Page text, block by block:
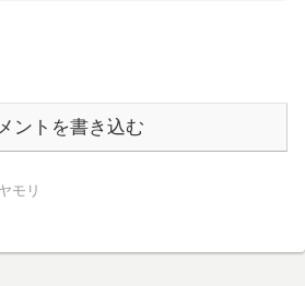
ントを書き込む
モリ